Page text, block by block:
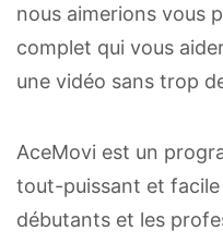
nous aimerions vous
complet qui vous
une vidéo sans trop
AceMovi est un
tout-puissant et
débutants et les